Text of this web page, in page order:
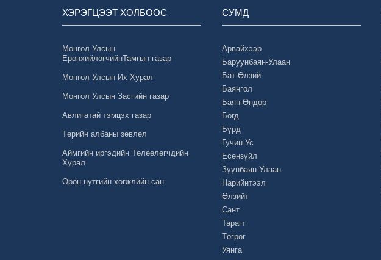
ХЭРЭГЦЭЭТ ХОЛБООС
Монгол Улсын
ЕрөнхийлөгчийнТамгын газар
Монгол Улсын Их Хурал
Монгол Улсын Засгийн газар
Авлигатай тэмцэх газар
Төрийн албаны зөвлөл
Аймгийн иргэдийн Төлөөлөгчдийн
Хурал
Орон нутгийн хөгжлийн сан
СУМД
Арвайхээр
Баруунбаян-Улаан
Бат-Өлзий
Баянгол
Баян-Өндөр
Богд
Бүрд
Гучин-Ус
Есөнзүйл
Зүүнбаян-Улаан
Нарийнтээл
Өлзийт
Сант
Тарагт
Төгрөг
Уянга